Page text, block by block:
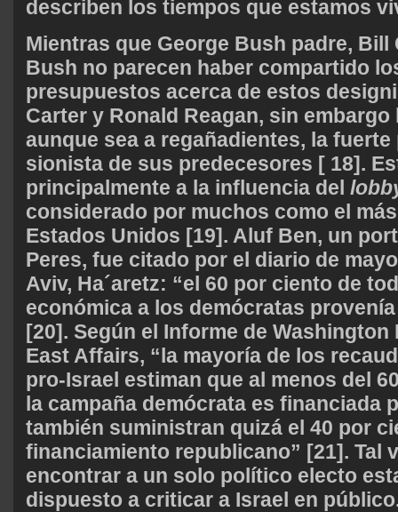
describen los tiempos que estamos
Mientras que George Bush padre, Bill
Bush no parecen haber compartido
presupuestos acerca de estos
Carter y Ronald Reagan, sin
aunque sea a regañadientes, la
sionista de sus predecesores [ 18].
principalmente a la influencia del
considerado por muchos como el
Estados Unidos [19]. Aluf Ben, un
Peres, fue citado por el diario de
Aviv, Ha´aretz: “el 60 por ciento de
económica a los demócratas
[20]. Según el Informe de Washington
East Affairs, “la mayoría de los
pro-Israel estiman que al menos del
la campaña demócrata es financiada
también suministran quizá el 40 por
financiamiento republicano” [21]. Tal
encontrar a un solo político electo
dispuesto a criticar a Israel en